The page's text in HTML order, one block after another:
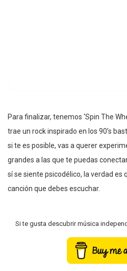
Para finalizar, tenemos ‘Spin The
trae un rock inspirado en los 90’s
si te es posible, vas a querer
grandes a las que te puedas
sí se siente psicodélico, la verdad es
canción que debes escuchar.
Si te gusta descubrir música